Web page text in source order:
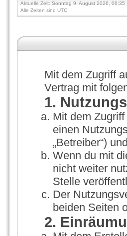
Aktuelle Zeit: Sonntag 9. August 2026, 06:35
Alle Zeiten sind UTC
Mit dem Zugriff
Vertrag mit
1.
Mit dem Zugriff
einen
„Betreiber“)
Wenn du mit
nicht weiter
Stelle
Der
beiden Seiten
2.